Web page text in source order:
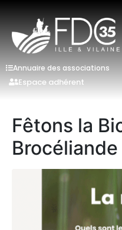
Annuaire des associations
Espace adhérent
Fêtons la
Brocéliande